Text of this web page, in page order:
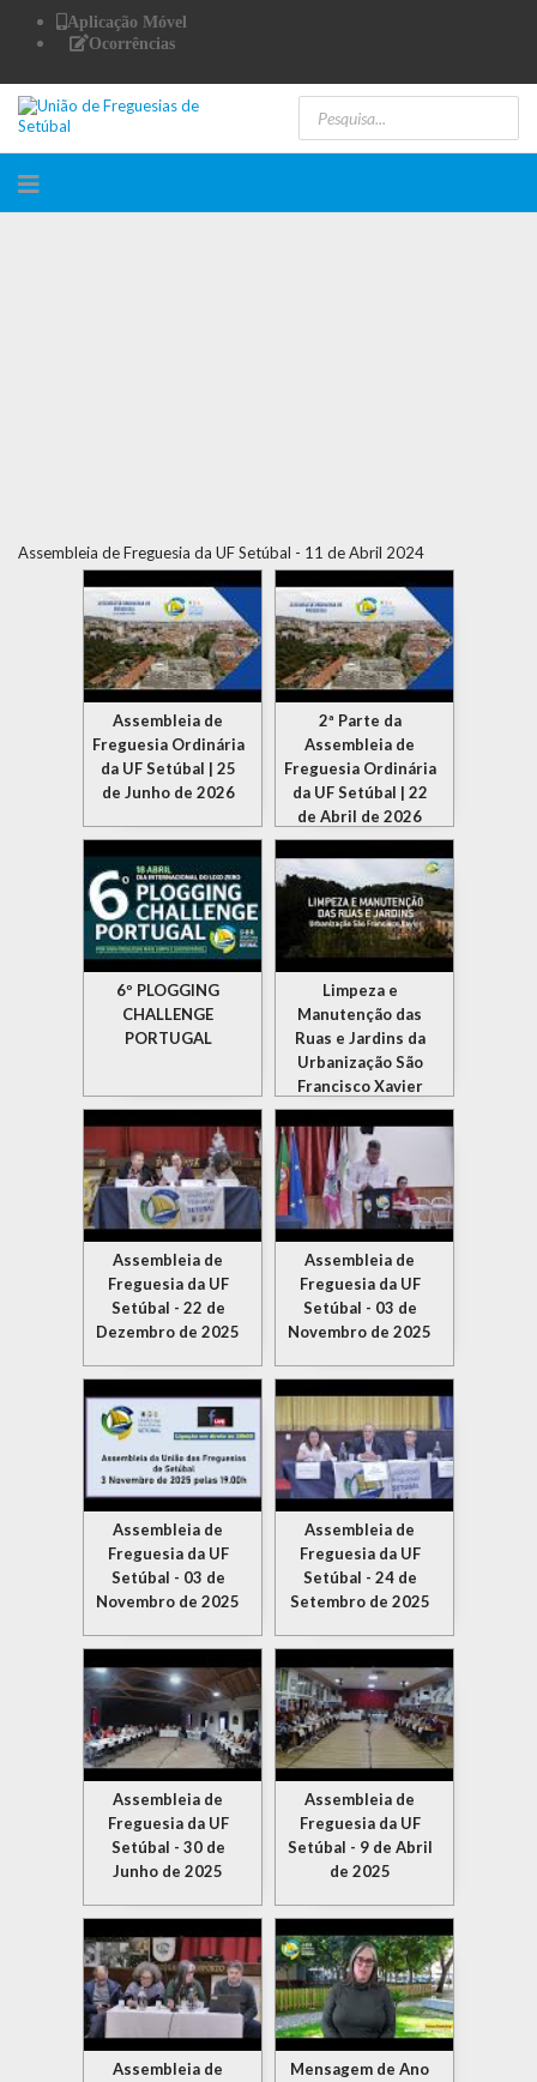
Aplicação Móvel
Ocorrências
Assembleia de Freguesia da UF Setúbal - 11 de Abril 2024
Assembleia de
Freguesia Ordinária
da UF Setúbal | 25
de Junho de 2026
2ª Parte da
Assembleia de
Freguesia Ordinária
da UF Setúbal | 22
de Abril de 2026
6º PLOGGING
CHALLENGE
PORTUGAL
Limpeza e
Manutenção das
Ruas e Jardins da
Urbanização São
Francisco Xavier
Assembleia de
Freguesia da UF
Setúbal - 22 de
Dezembro de 2025
Assembleia de
Freguesia da UF
Setúbal - 03 de
Novembro de 2025
Assembleia de
Freguesia da UF
Setúbal - 03 de
Novembro de 2025
Assembleia de
Freguesia da UF
Setúbal - 24 de
Setembro de 2025
Assembleia de
Freguesia da UF
Setúbal - 30 de
Junho de 2025
Assembleia de
Freguesia da UF
Setúbal - 9 de Abril
de 2025
Assembleia de
Mensagem de Ano